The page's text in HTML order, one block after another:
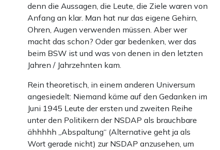
denn die Aussagen, die Leute, die Ziele waren von
Anfang an klar. Man hat nur das eigene Gehirn,
Ohren, Augen verwenden müssen. Aber wer
macht das schon? Oder gar bedenken, wer das
beim BSW ist und was von denen in den letzten
Jahren / Jahrzehnten kam.
Rein theoretisch, in einem anderen Universum
angesiedelt: Niemand käme auf den Gedanken im
Juni 1945 Leute der ersten und zweiten Reihe
unter den Politikern der NSDAP als brauchbare
ähhhhh „Abspaltung“ (Alternative geht ja als
Wort gerade nicht) zur NSDAP anzusehen, um